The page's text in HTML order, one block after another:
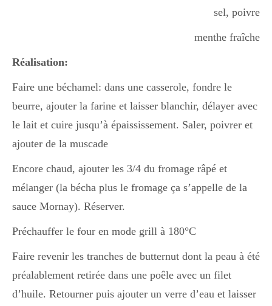
Halloween
Boulette
sel, poivre
menthe fraîche
Réalisation:
Faire une béchamel: dans une casserole, fondre le
beurre, ajouter la farine et laisser blanchir, délayer avec
le lait et cuire jusqu’à épaississement. Saler, poivrer et
ajouter de la muscade
Encore chaud, ajouter les 3/4 du fromage râpé et
mélanger (la bécha plus le fromage ça s’appelle de la
sauce Mornay). Réserver.
Préchauffer le four en mode grill à 180°C
Faire revenir les tranches de butternut dont la peau à été
préalablement retirée dans une poêle avec un filet
d’huile. Retourner puis ajouter un verre d’eau et laisser